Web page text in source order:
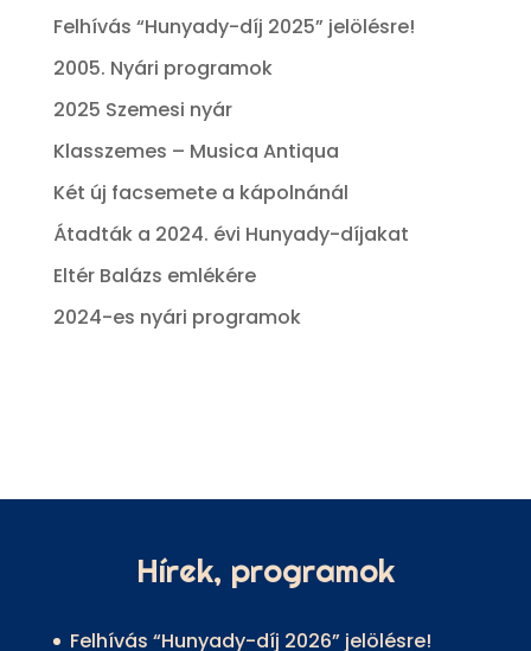
Felhívás “Hunyady-díj 2025” jelölésre!
2005. Nyári programok
2025 Szemesi nyár
Klasszemes – Musica Antiqua
Két új facsemete a kápolnánál
Átadták a 2024. évi Hunyady-díjakat
Eltér Balázs emlékére
2024-es nyári programok
Hírek, programok
Felhívás “Hunyady-díj 2026” jelölésre!